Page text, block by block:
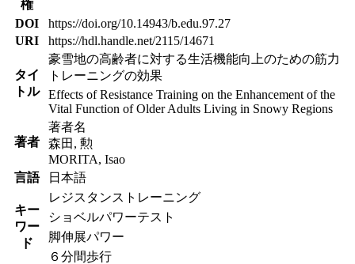
権
DOI
https://doi.org/10.14943/b.edu.97.27
URI
https://hdl.handle.net/2115/14671
タイ
トル
豪雪地の高齢者に対する生活機能向上のための筋力
トレーニングの効果
Effects of Resistance Training on the Enhancement of the
Vital Function of Older Adults Living in Snowy Regions
著者
著者名
森田, 勲
MORITA, Isao
言語
日本語
キー
ワー
ド
レジスタンストレーニング
ショベルパワーテスト
脚伸展パワー
６分間歩行